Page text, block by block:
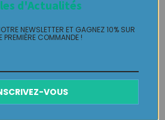
6
Murano Créoles Disc Sun 5
d'Actualités
NEWSLETTER ET GAGNEZ 10% SUR
PREMIÈRE COMMANDE !
VOUS